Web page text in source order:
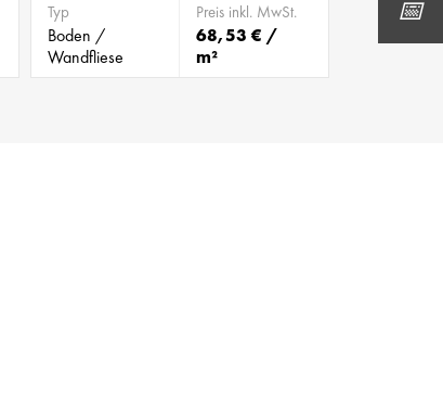
Typ
Boden /
Wandfliese
Preis inkl. MwSt.
68,53 € /
m²